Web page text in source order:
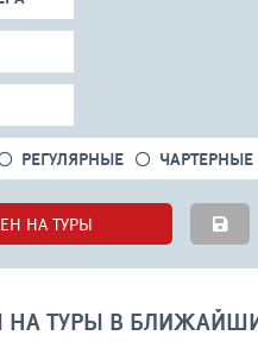
РЕГУЛЯРНЫЕ ЧАРТЕРНЫЕ
НА ТУРЫ
ТУРЫ В